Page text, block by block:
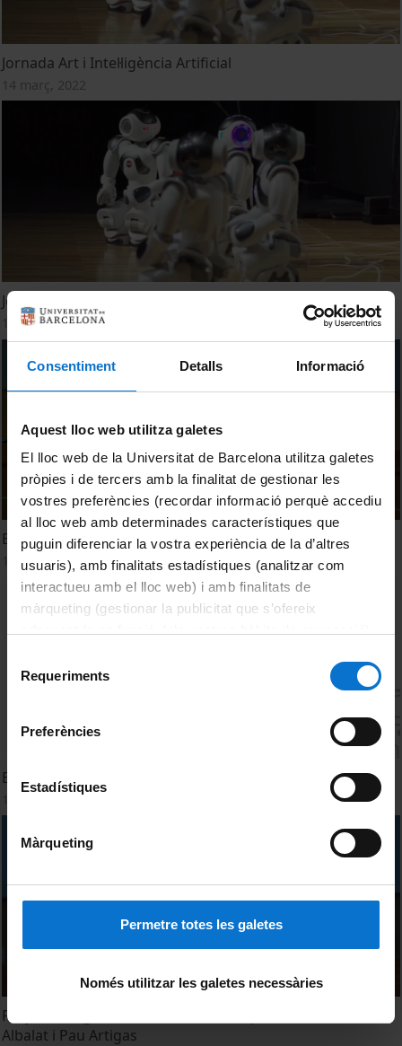
Consentiment Detalls Informació
Aquest lloc web utilitza galetes
El lloc web de la Universitat de Barcelona utilitza galetes
pròpies i de tercers amb la finalitat de gestionar les
vostres preferències (recordar informació perquè accediu
al lloc web amb determinades característiques que
puguin diferenciar la vostra experiència de la d’altres
usuaris), amb finalitats estadístiques (analitzar com
interactueu amb el lloc web) i amb finalitats de
màrqueting (gestionar la publicitat que s’ofereix
consultar laPolítica de galetes del lloc web de la
Requeriments
Preferències
Estadístiques
Màrqueting
Permetre totes les galetes
Només utilitzar les galetes necessàries
Jornada Art i Intel·ligència Artificial
14 març, 2022
Jornada Arte e Inteligencia Artificial
14 març, 2022
Benvinguda a la jornada Art i Intel·ligència Artificial
14 març, 2022
El (des)govern dels oracles. Jorge Luis Marzo
14 març, 2022
Projecte de generació de text. Estampa (2019-2022). Roc
Albalat i Pau Artigas